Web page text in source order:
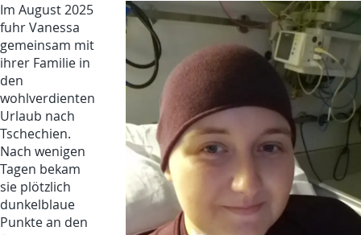
Im August 2025
fuhr Vanessa
gemeinsam mit
ihrer Familie in
den
wohlverdienten
Urlaub nach
Tschechien.
Nach wenigen
Tagen bekam
sie plötzlich
dunkelblaue
Punkte an den